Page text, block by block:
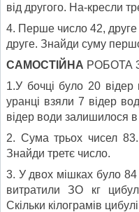
від другого. На-кресли
4. Перше число 42,
друге. Знайди суму
САМОСТІЙНА РОБОТА
1.У бочці було 20
уранці взяли 7 відер
відер води залишилося в
2. Сума трьох чисел
Знайди третє число.
3. У двох мішках було 84
витратили ЗО кг
Скільки кілограмів